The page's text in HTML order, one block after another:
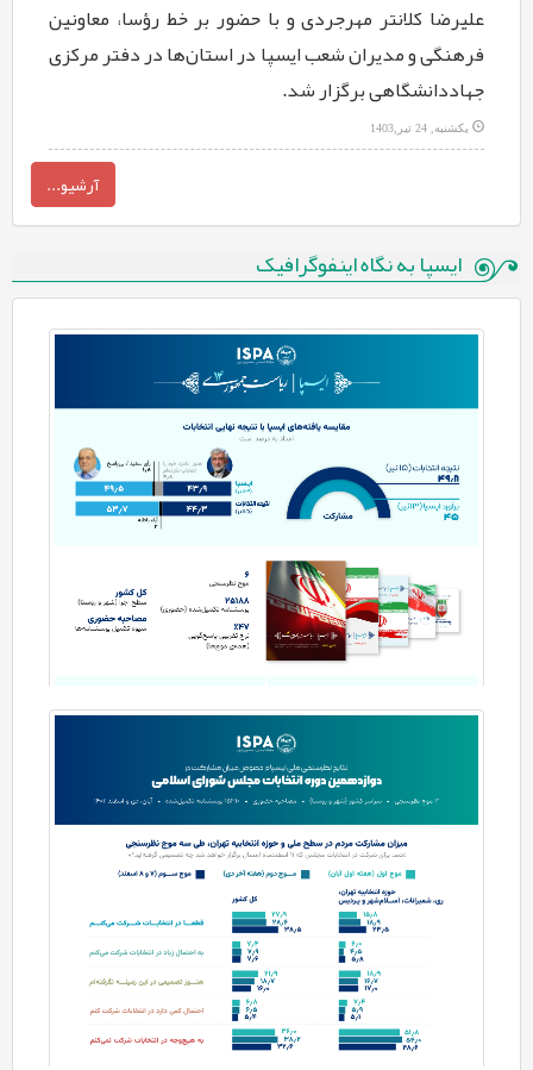
‏علیرضا کلانتر مهرجردی و با حضور بر خط رؤسا، معاونین
فرهنگی و مدیران شعب ‏ایسپا در استان‌ها در دفتر مرکزی
جهاددانشگاهی برگزار شد.‏
یکشنبه, 24 تیر,1403
آرشیو...
ایسپا به نگاه اینفوگرافیک